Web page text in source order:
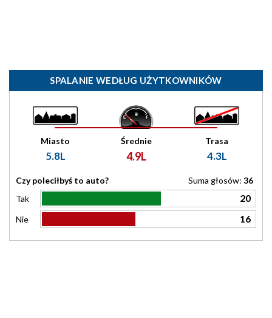
SPALANIE WEDŁUG UŻYTKOWNIKÓW
Miasto
5.8L
Średnie
4.9L
Trasa
4.3L
Czy poleciłbyś to auto? Suma głosów: 36
Tak
20
Nie 16